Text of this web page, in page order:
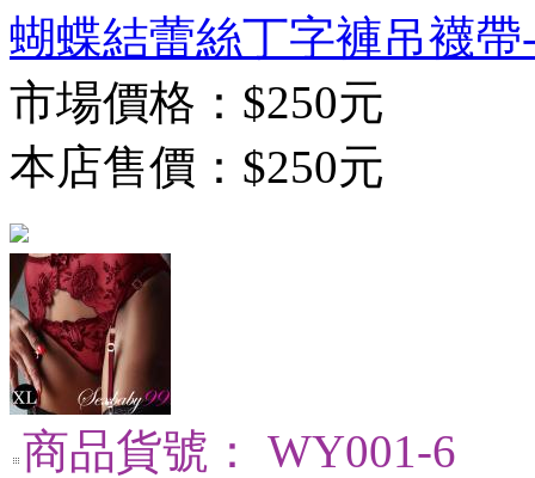
蝴蝶結蕾絲丁字褲吊襪帶
市場價格： $250元
本店售價： $250元
商品貨號： WY001-6